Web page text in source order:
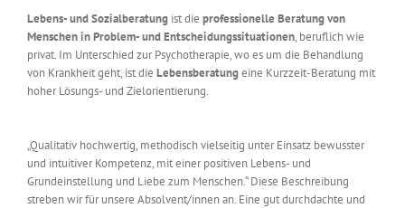
Lebens- und Sozialberatung ist die professionelle Beratung von
Menschen in Problem- und Entscheidungssituationen, beruflich wie
privat. Im Unterschied zur Psychotherapie, wo es um die Behandlung
von Krankheit geht, ist die Lebensberatungeine Kurzzeit-Beratung mit
hoher Lösungs- und Zielorientierung.
„Qualitativ hochwertig, methodisch vielseitig unter Einsatz bewusster
und intuitiver Kompetenz, mit einer positiven Lebens- und
Grundeinstellung und Liebe zum Menschen.“ Diese Beschreibung
streben wir für unsere Absolvent/innen an. Eine gut durchdachte und